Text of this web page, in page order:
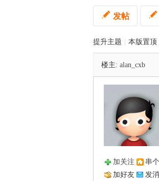
发帖
提升主题 本版置顶
楼主: alan_cxb
加关注
串
加好友
发